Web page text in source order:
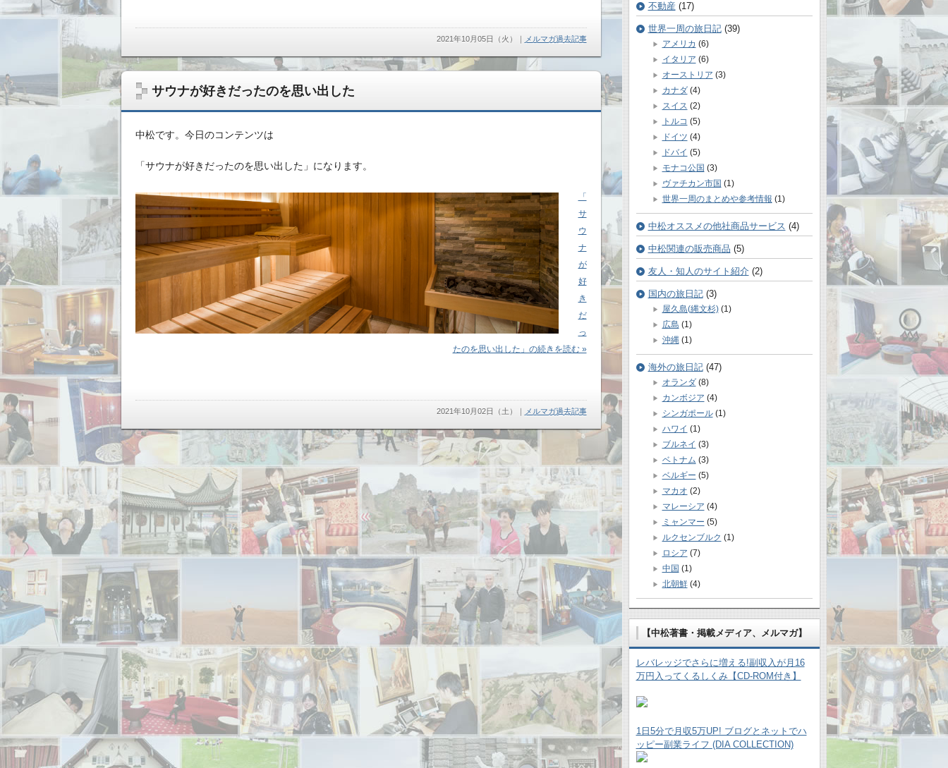
2021年10月05日（火） ｜ メルマガ過去記事
サウナが好きだったのを思い出した
中松です。今日のコンテンツは
「サウナが好きだったのを思い出した」になります。
「
サ
ウ
ナ
が
好
き
だ
っ
たのを思い出した」の続きを読む »
2021年10月02日（土） ｜ メルマガ過去記事
不動産 (17)
世界一周の旅日記(39)
アメリカ (6)
イタリア (6)
オーストリア (3)
カナダ(4)
スイス (2)
トルコ (5)
ドイツ (4)
ドバイ (5)
モナコ公国 (3)
ヴァチカン市国 (1)
世界一周のまとめや参考情報 (1)
中松オススメの他社商品サービス (4)
中松関連の販売商品 (5)
友人・知人のサイト紹介(2)
国内の旅日記(3)
屋久島(縄文杉)(1)
広島 (1)
沖縄(1)
海外の旅日記(47)
オランダ(8)
カンボジア (4)
シンガポール(1)
ハワイ (1)
ブルネイ (3)
ベトナム (3)
ベルギー (5)
マカオ (2)
マレーシア (4)
ミャンマー (5)
ルクセンブルク (1)
ロシア (7)
中国 (1)
北朝鮮(4)
【中松著書・掲載メディア、メルマガ】
レバレッジでさらに増える!副収入が月16
万円入ってくるしくみ【CD-ROM付き】
1日5分で月収5万UP! ブログとネットでハ
ッピー副業ライフ (DIA COLLECTION)